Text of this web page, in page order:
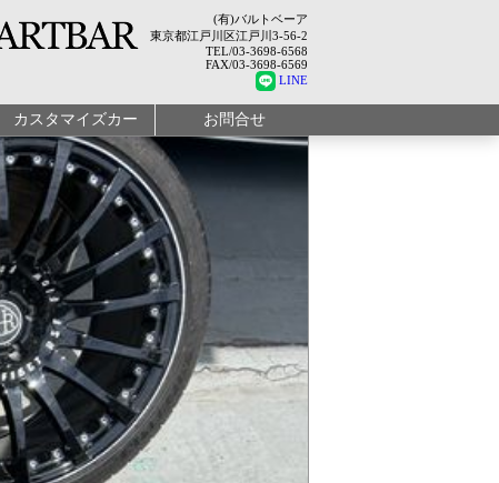
(有)バルトベーア
東京都江戸川区江戸川3-56-2
TEL/03-3698-6568
FAX/03-3698-6569
LINE
カスタマイズカー お問合せ